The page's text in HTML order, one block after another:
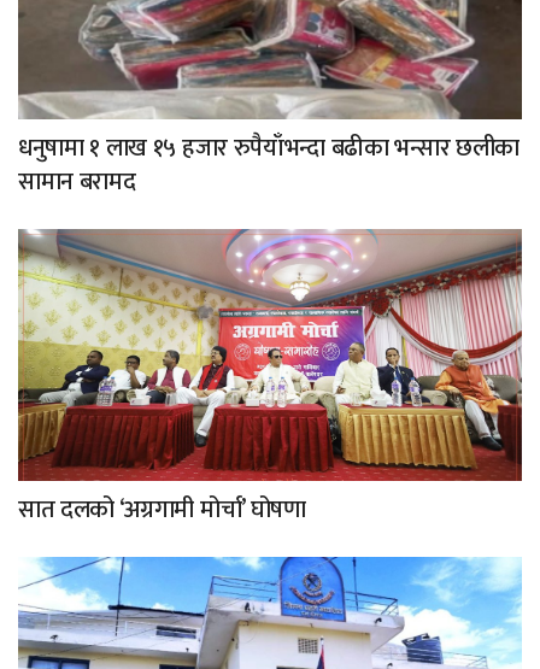
धनुषामा १ लाख १५ हजार रुपैयाँभन्दा बढीका भन्सार छलीका
सामान बरामद
सात दलको ‘अग्रगामी मोर्चा’ घोषणा